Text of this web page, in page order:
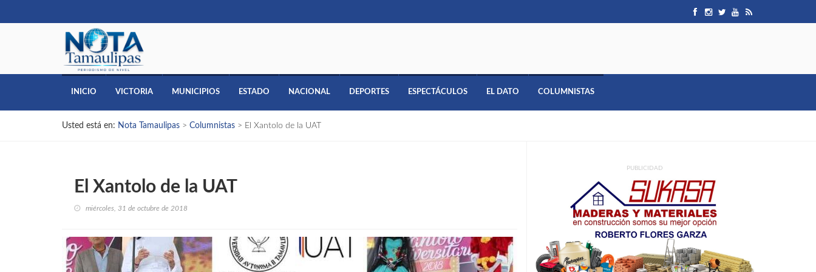
INICIO VICTORIA MUNICIPIOS ESTADO NACIONAL DEPORTES ESPECTÁCULOS EL DATO COLUMNISTAS
Usted está en: Nota Tamaulipas > Columnistas > El Xantolo de la UAT
El Xantolo de la UAT
miércoles, 31 de octubre de 2018
PUBLICIDAD